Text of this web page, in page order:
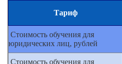
Тариф
Стоимость обучения для
юридических лиц, рублей
Стоимость обучения для